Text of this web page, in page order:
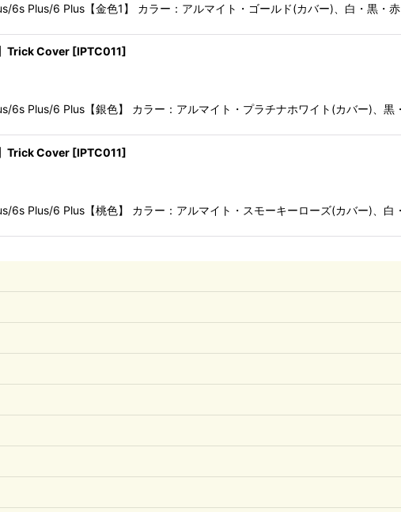
6s Plus/6 Plus【金色1】 カラー：アルマイト・ゴールド(カバー)、白・黒・
Trick Cover [IPTC011]
6s Plus/6 Plus【銀色】 カラー：アルマイト・プラチナホワイト(カバー)、黒
Trick Cover [IPTC011]
6s Plus/6 Plus【桃色】 カラー：アルマイト・スモーキーローズ(カバー)、白